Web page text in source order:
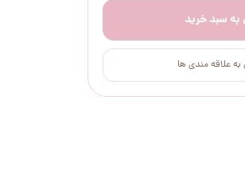
به سبد خرید
به علاقه مندی ها